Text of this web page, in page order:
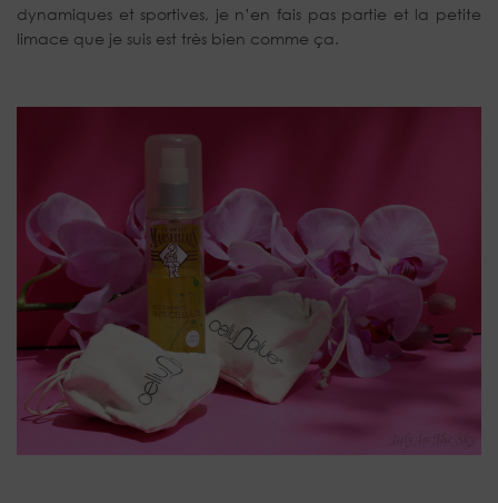
dynamiques et sportives, je n’en fais pas partie et la petite
limace que je suis est très bien comme ça.